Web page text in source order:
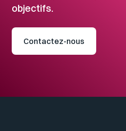
objectifs.
Contactez-nous